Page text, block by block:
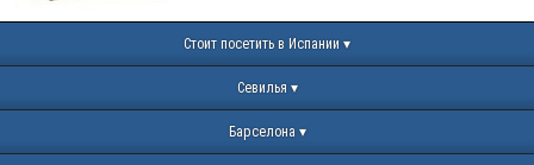
Стоит посетить в Испании
Севилья
Барселона